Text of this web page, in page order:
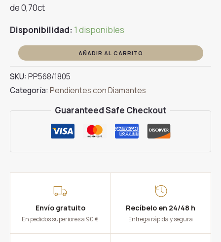
de 0,70ct
Disponibilidad: 1 disponibles
Criollas
de
Oro
Blanco
AÑADIR AL CARRITO
SKU:PP568/1805
Categoría:Pendientes con Diamantes
Guaranteed Safe Checkout
Envío gratuito
En pedidos superiores a 90 €
Recíbelo en 24/48 h
Entrega rápida y segura